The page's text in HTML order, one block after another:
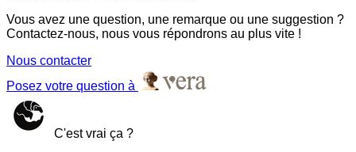
Vous avez une question, une remarque ou une suggestion ?
Contactez-nous, nous vous répondrons au plus vite !
Nous contacter
Posez votre question à
C'est vrai ça ?